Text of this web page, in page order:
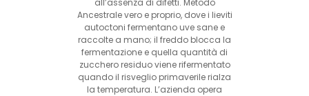
Ancestrale vero e proprio, dove i lieviti
autoctoni fermentano uve sane e
raccolte a mano; il freddo blocca la
fermentazione e quella quantità di
zucchero residuo viene rifermentato
quando il risveglio primaverile rialza
la temperatura. L’azienda opera